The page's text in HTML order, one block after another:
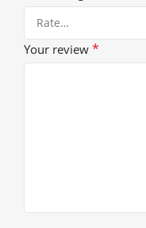
Your review *